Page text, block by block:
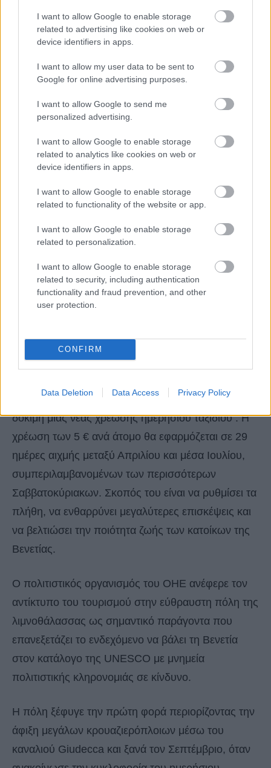
I want to allow Google to enable storage
related to advertising like cookies on web or
device identifiers in apps.
I want to allow my user data to be sent to
Google for online advertising purposes.
I want to allow Google to send me
personalized advertising.
I want to allow Google to enable storage
related to analytics like cookies on web or
device identifiers in apps.
I want to allow Google to enable storage
related to functionality of the website or app.
I want to allow Google to enable storage
related to personalization.
I want to allow Google to enable storage
related to security, including authentication
functionality and fraud prevention, and other
user protection.
CONFIRM
Data Deletion Data Access Privacy Policy
για όσους ζουν και εργάζονται στην πόλη
Τα μέτρα πρέπει να εξεταστούν από το δημοτικό
συμβούλιο, αλλά εάν εγκριθούν θα εφαρμοστούν
την 1η Ιουνίου.
Πώς αλλιώς διαχειρίζεται η Βενετία τα πλήθη;
Η πόλη έχει ανακοινώσει επίσης σχέδια για τη
δοκιμή μιας νέας χρέωσης ημερήσιου ταξιδιού . Η
χρέωση των 5 € ανά άτομο θα εφαρμόζεται σε 29
ημέρες αιχμής μεταξύ Απριλίου και μέσα Ιουλίου,
συμπεριλαμβανομένων των περισσότερων
Σαββατοκύριακων. Σκοπός του είναι να ρυθμίσει τα
πλήθη, να ενθαρρύνει μεγαλύτερες επισκέψεις και
να βελτιώσει την ποιότητα ζωής των κατοίκων της
Βενετίας.
Ο πολιτιστικός οργανισμός του ΟΗΕ ανέφερε τον
αντίκτυπο του τουρισμού στην εύθραυστη πόλη της
λιμνοθάλασσας ως σημαντικό παράγοντα που
επανεξετάζει το ενδεχόμενο να βάλει τη Βενετία
στον κατάλογο της UNESCO με μνημεία
πολιτιστικής κληρονομιάς σε κίνδυνο.
Η πόλη ξέφυγε την πρώτη φορά περιορίζοντας την
άφιξη μεγάλων κρουαζιερόπλοιων μέσω του
καναλιού Giudecca και ξανά τον Σεπτέμβριο, όταν